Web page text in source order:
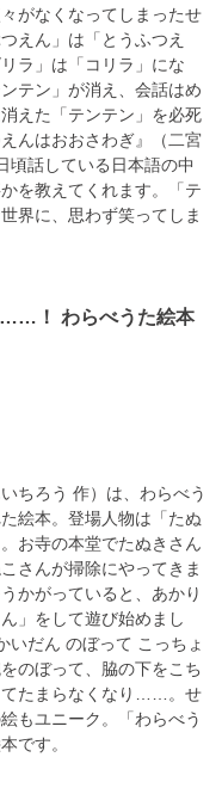
がなくなってしまったせ
えん」は「とうふつえ
ラ」は「コリラ」にな
テン」が消え、会話はめ
えた「テンテン」を必死
んはおおさわぎ』（二宮
頃話している日本語の中
を教えてくれます。「テ
界に、思わず笑ってしま
……！ わらべうた絵本
ちろう 作）は、わらべう
絵本。登場人物は「たぬ
お寺の本堂でたぬきさん
さんが掃除にやってきま
かがっていると、あかり
」をして遊び始めまし
いだん のぼって こっちょ
のぼって、脇の下をこち
てたまらなくなり……。せ
もユニーク。「わらべう
です。